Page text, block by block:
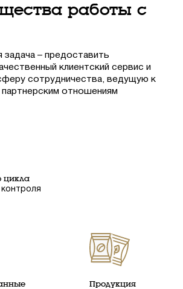
работы с
задача – предоставить
клиентский сервис и
сотрудничества, ведущую к
отношениям
цикла
Продукция